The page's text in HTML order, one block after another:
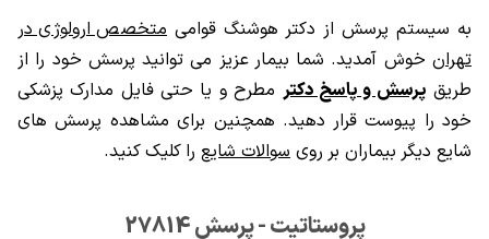
به سیستم پرسش از دکتر هوشنگ قوامی متخصص ارولوژی در
تهران خوش آمدید. شما بیمار عزیز می توانید پرسش خود را از
طریق پرسش و پاسخ دکتر مطرح و یا حتی فایل مدارک پزشکی
خود را پیوست قرار دهید. همچنین برای مشاهده پرسش های
شایع دیگر بیماران بر روی سوالات شایع را کلیک کنید.
پروستاتیت - پرسش 27814